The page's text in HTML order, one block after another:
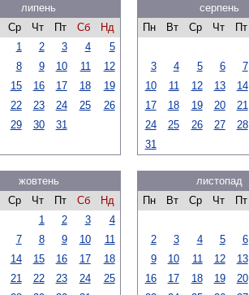
липень
Ср Чт Пт Сб
Нд
1
2 3 4
5
8 9 10 11
12
15 16 17 18
19
22 23 24 25
26
29 30 31
серпень
Пн
Вт Ср Чт Пт
3
4 5 6 7
10
11 12 13 14
17
18 19 20 21
24
25 26 27 28
31
жовтень
Ср Чт Пт Сб
Нд
1
2 3
4
7 8 9 10
11
14 15 16 17
18
21 22 23 24
25
листопад
Пн
Вт Ср Чт Пт
2
3 4 5 6
9
10 11 12 13
16
17 18 19 20